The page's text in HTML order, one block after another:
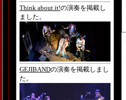
Think about it!の演奏を掲載し
ました。
GEJIBANDの演奏を掲載しまし
た。